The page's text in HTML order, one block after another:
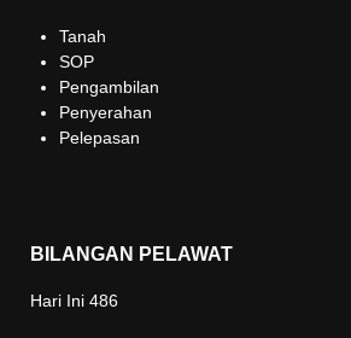
Tanah
SOP
Pengambilan
Penyerahan
Pelepasan
BILANGAN PELAWAT
Hari Ini 486